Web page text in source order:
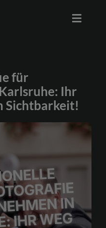
Toggle
für
Ihr
Sichtbarkeit!